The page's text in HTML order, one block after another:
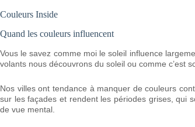
Couleurs Inside
Quand les couleurs influencent
Vous le savez comme moi le soleil influence
volants nous découvrons du soleil ou comme c’est
Nos villes ont tendance à manquer de couleurs
sur les façades et rendent les périodes grises, qui
de vue mental.